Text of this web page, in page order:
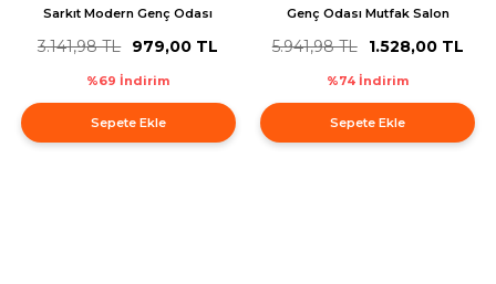
Sarkıt Modern Genç Odası
3.141,98 TL 979,00 TL
%69 İndirim
Sepete Ekle
Genç Odası Mutfak Salon
5.941,98 TL 1.528,00 TL
%74 İndirim
Sepete Ekle